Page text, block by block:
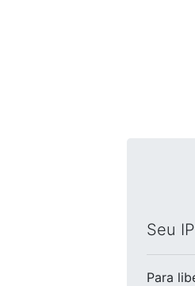
Seu
Para